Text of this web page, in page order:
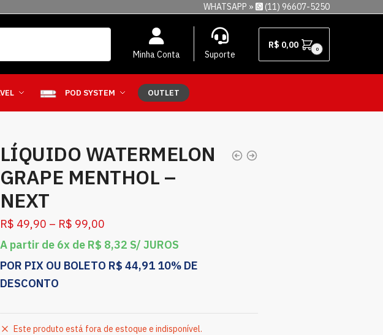
WHATSAPP » (11) 96607-5250
Minha Conta Suporte
R$ 0,00 0
POD SYSTEM OUTLET
LÍQUIDO WATERMELON
GRAPE MENTHOL –
NEXT
R$ 49,90 – R$ 99,00
A partir de 6x de R$ 8,32 S/ JUROS
POR PIX OU BOLETO R$ 44,91 10% DE
DESCONTO
Este produto está fora de estoque e indisponível.